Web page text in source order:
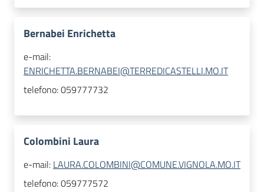
Bernabei Enrichetta
e-mail:
ENRICHETTA.BERNABEI@TERREDICASTELLI.MO.IT
telefono:059777732
Colombini Laura
e-mail: LAURA.COLOMBINI@COMUNE.VIGNOLA.MO.IT
telefono:059777572